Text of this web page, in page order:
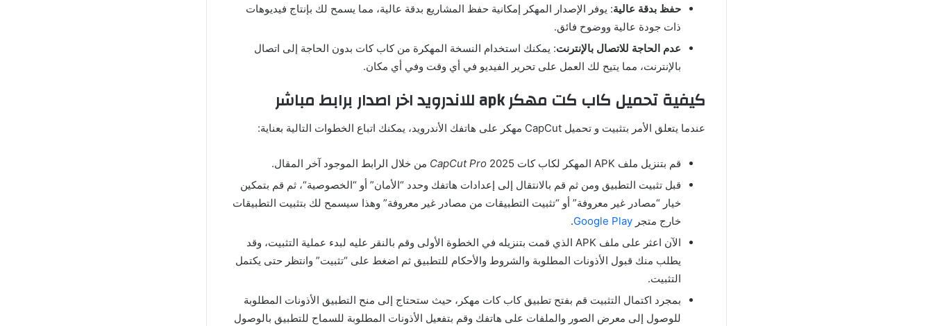
حفظ بدقة عالية: يوفر الإصدار المهكر إمكانية حفظ المشاريع بدقة عالية، مما يسمح لك بإنتاج فيديوهات
ذات جودة عالية ووضوح فائق.
عدم الحاجة للاتصال بالإنترنت: يمكنك استخدام النسخة المهكرة من كاب كات بدون الحاجة إلى اتصال
بالإنترنت، مما يتيح لك العمل على تحرير الفيديو في أي وقت وفي أي مكان.
كيفيةتحميل كاب كت مهكرapk للاندرويد اخر اصدار برابط مباشر
عندما يتعلق الأمر بتثبيت و تحميل CapCut مهكر على هاتفك الأندرويد، يمكنك اتباع الخطوات التالية بعناية:
قم بتنزيل ملف المهكر لكاب كات CapCut Pro من خلال الرابط الموجود آخر المقال.
قبل تثبيت التطبيق ومن ثم قم بالانتقال إلى إعدادات هاتفك وحدد “الأمان” أو “الخصوصية“، ثم قم بتمكين
خيار “مصادر غير معروفة” أو “تثبيت التطبيقات من مصادر غير معروفة” وهذا سيسمح لك بتثبيت التطبيقات
خارج متجر
.
الآن اعثر على ملف
الذي قمت بتنزيله في الخطوة الأولى وقم بالنقر عليه لبدء عملية التثبيت، وقد
يطلب منك قبول الأذونات المطلوبة والشروط والأحكام للتطبيق ثم اضغط على “تثبيت” وانتظر حتى يكتمل
التثبيت.
بمجرد اكتمال التثبيت قم بفتح تطبيقكاب كات مهكر، حيث ستحتاج إلى منح التطبيق الأذونات المطلوبة
للوصول إلى معرض الصور والملفات على هاتفك وقم بتفعيل الأذونات المطلوبة للسماح للتطبيق بالوصول